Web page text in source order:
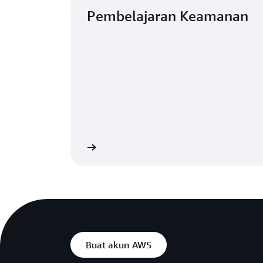
Pembelajaran Keamanan
Buat akun AWS